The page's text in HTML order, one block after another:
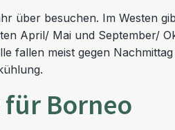
über besuchen. Im Westen
April/ Mai und September/
fallen meist gegen
für Borneo